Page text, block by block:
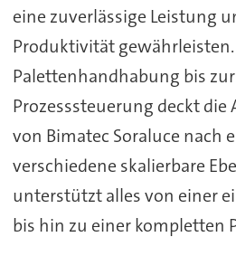
eine zuverlässige Leistung
Produktivität gewährleisten.
Palettenhandhabung bis
Prozesssteuerung deckt
von Bimatec Soraluce nach
verschiedene skalierbare
unterstützt alles von einer
bis hin zu einer kompletten